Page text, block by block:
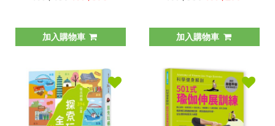
懂中醫奧義
加入購物車
新手也能100%成功！
加入購物車